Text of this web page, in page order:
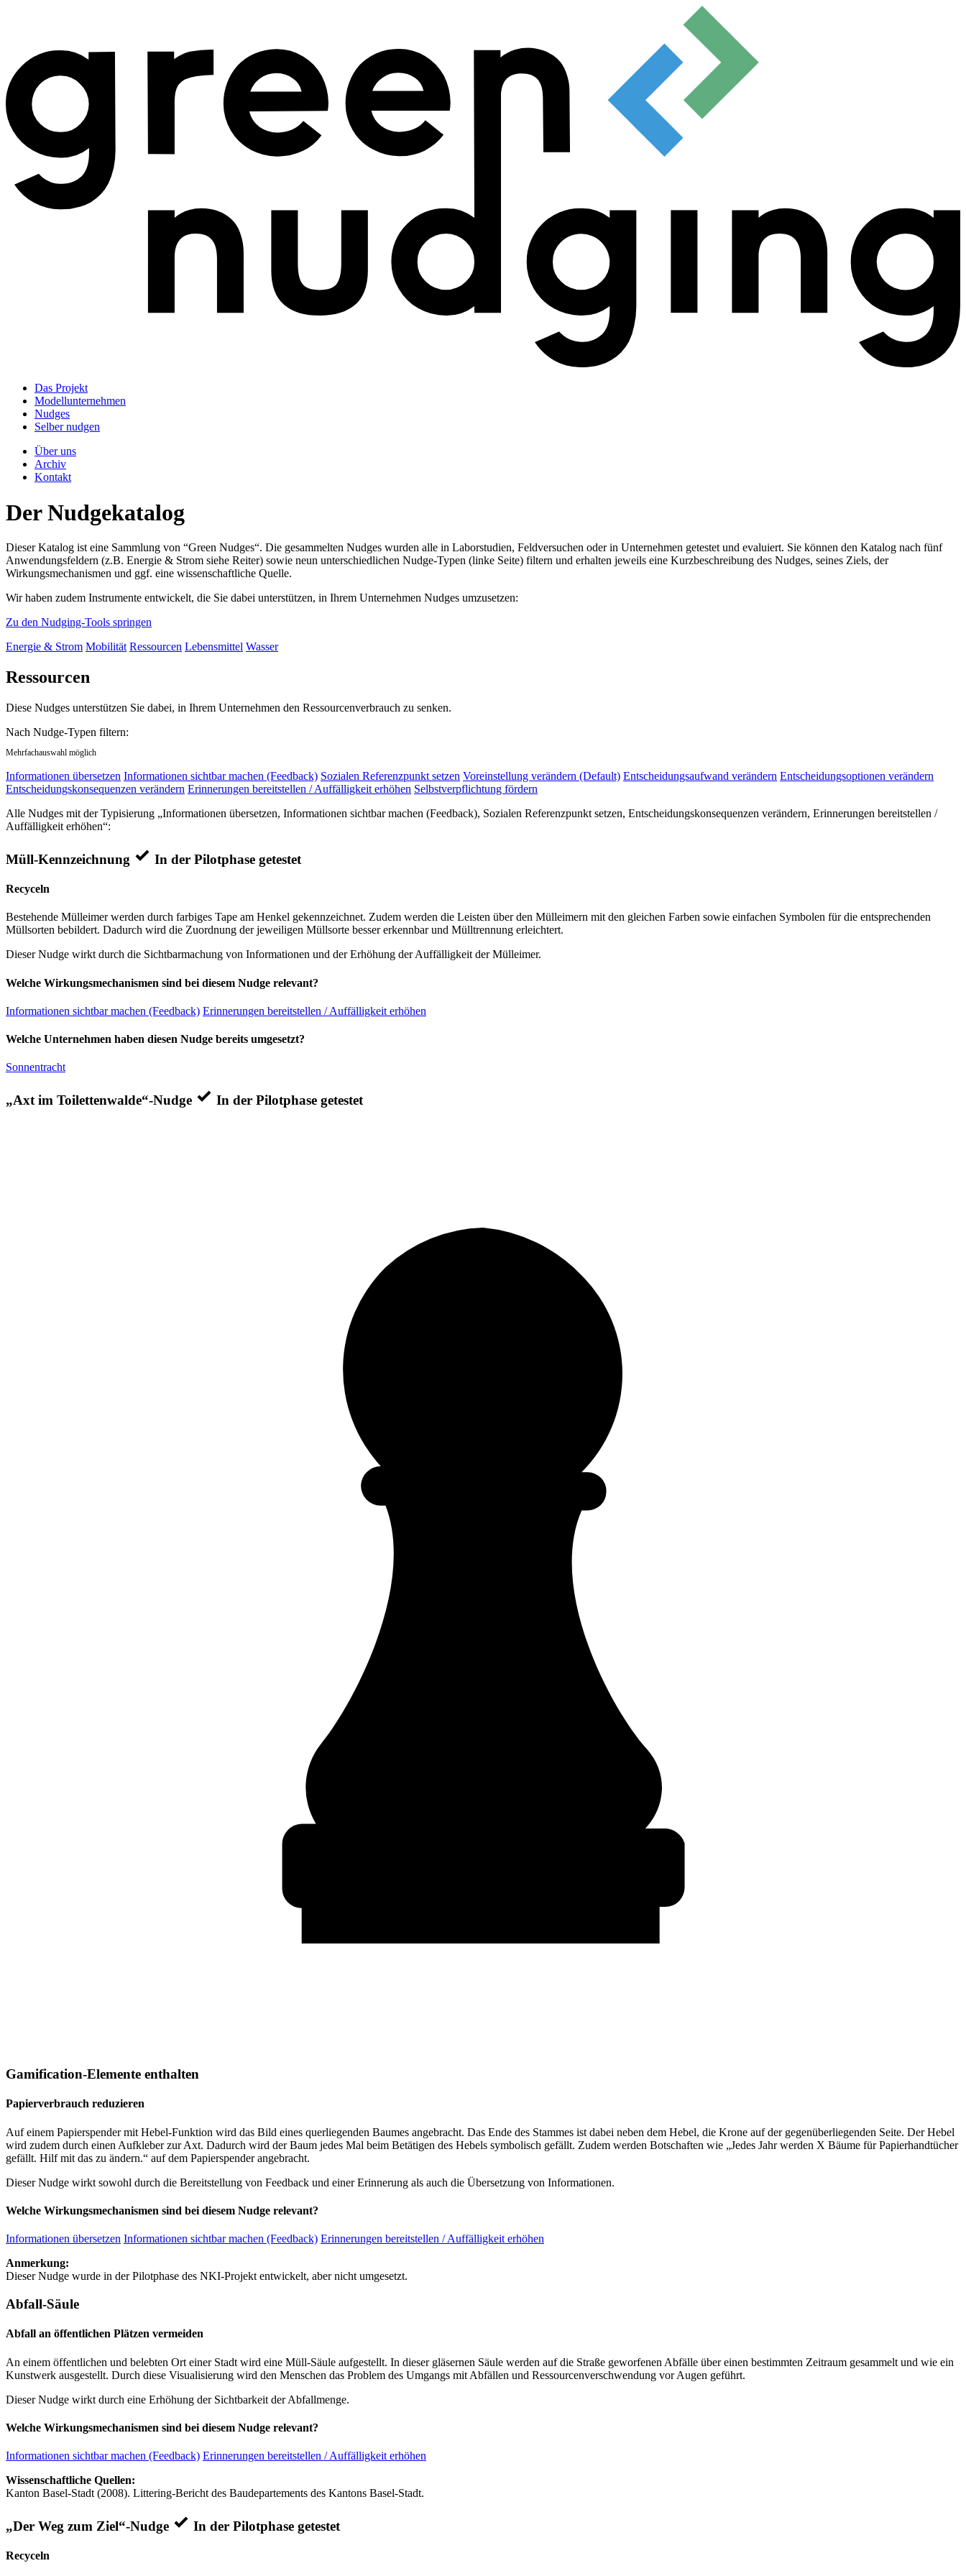
Das Projekt
Modellunternehmen
Nudges
Selber nudgen
Über uns
Archiv
Kontakt
Der Nudgekatalog
Dieser Katalog ist eine Sammlung von “Green Nudges“. Die gesammelten Nudges wurden alle in Laborstudien, Feldversuchen oder in Unternehmen getestet und evaluiert. Sie können den Katalog nach fünf
Anwendungsfeldern (z.B. Energie & Strom siehe Reiter) sowie neun unterschiedlichen Nudge-Typen (linke Seite) filtern und erhalten jeweils eine Kurzbeschreibung des Nudges, seines Ziels, der
Wirkungsmechanismen und ggf. eine wissenschaftliche Quelle.
Wir haben zudem Instrumente entwickelt, die Sie dabei unterstützen, in Ihrem Unternehmen Nudges umzusetzen:
Zu den Nudging-Tools springen
Energie & Strom Mobilität Ressourcen Lebensmittel Wasser
Ressourcen
Diese Nudges unterstützen Sie dabei, in Ihrem Unternehmen den Ressourcenverbrauch zu senken.
Nach Nudge-Typen filtern:
Mehrfachauswahl möglich
Informationen übersetzen Informationen sichtbar machen (Feedback) Sozialen Referenzpunkt setzen Voreinstellung verändern (Default) Entscheidungsaufwand verändern Entscheidungsoptionen verändern
Entscheidungskonsequenzen verändern Erinnerungen bereitstellen / Auffälligkeit erhöhen Selbstverpflichtung fördern
Alle Nudges mit der Typisierung „Informationen übersetzen, Informationen sichtbar machen (Feedback), Sozialen Referenzpunkt setzen, Entscheidungskonsequenzen verändern, Erinnerungen bereitstellen /
Auffälligkeit erhöhen“:
Müll-Kennzeichnung In der Pilotphase getestet
Recyceln
Bestehende Mülleimer werden durch farbiges Tape am Henkel gekennzeichnet. Zudem werden die Leisten über den Mülleimern mit den gleichen Farben sowie einfachen Symbolen für die entsprechenden
Müllsorten bebildert. Dadurch wird die Zuordnung der jeweiligen Müllsorte besser erkennbar und Mülltrennung erleichtert.
Dieser Nudge wirkt durch die Sichtbarmachung von Informationen und der Erhöhung der Auffälligkeit der Mülleimer.
Welche Wirkungsmechanismen sind bei diesem Nudge relevant?
Informationen sichtbar machen (Feedback) Erinnerungen bereitstellen / Auffälligkeit erhöhen
Welche Unternehmen haben diesen Nudge bereits umgesetzt?
Sonnentracht
„Axt im Toilettenwalde“-Nudge In der Pilotphase getestet
Gamification-Elemente enthalten
Papierverbrauch reduzieren
Auf einem Papierspender mit Hebel-Funktion wird das Bild eines querliegenden Baumes angebracht. Das Ende des Stammes ist dabei neben dem Hebel, die Krone auf der gegenüberliegenden Seite. Der Hebel
wird zudem durch einen Aufkleber zur Axt. Dadurch wird der Baum jedes Mal beim Betätigen des Hebels symbolisch gefällt. Zudem werden Botschaften wie „Jedes Jahr werden X Bäume für Papierhandtücher
gefällt. Hilf mit das zu ändern.“ auf dem Papierspender angebracht.
Dieser Nudge wirkt sowohl durch die Bereitstellung von Feedback und einer Erinnerung als auch die Übersetzung von Informationen.
Welche Wirkungsmechanismen sind bei diesem Nudge relevant?
Informationen übersetzen Informationen sichtbar machen (Feedback) Erinnerungen bereitstellen / Auffälligkeit erhöhen
Anmerkung:
Dieser Nudge wurde in der Pilotphase des NKI-Projekt entwickelt, aber nicht umgesetzt.
Abfall-Säule
Abfall an öffentlichen Plätzen vermeiden
An einem öffentlichen und belebten Ort einer Stadt wird eine Müll-Säule aufgestellt. In dieser gläsernen Säule werden auf die Straße geworfenen Abfälle über einen bestimmten Zeitraum gesammelt und wie ein
Kunstwerk ausgestellt. Durch diese Visualisierung wird den Menschen das Problem des Umgangs mit Abfällen und Ressourcenverschwendung vor Augen geführt.
Dieser Nudge wirkt durch eine Erhöhung der Sichtbarkeit der Abfallmenge.
Welche Wirkungsmechanismen sind bei diesem Nudge relevant?
Informationen sichtbar machen (Feedback) Erinnerungen bereitstellen / Auffälligkeit erhöhen
Wissenschaftliche Quellen:
Kanton Basel-Stadt (2008). Littering-Bericht des Baudepartements des Kantons Basel-Stadt.
„Der Weg zum Ziel“-Nudge In der Pilotphase getestet
Recyceln